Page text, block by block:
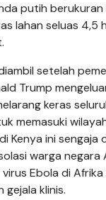
putih
lahan seluas 4,5
setelah
Trump
keras
memasuki
Kenya ini sengaja
warga negara
Ebola di Afrika
gejala klinis.